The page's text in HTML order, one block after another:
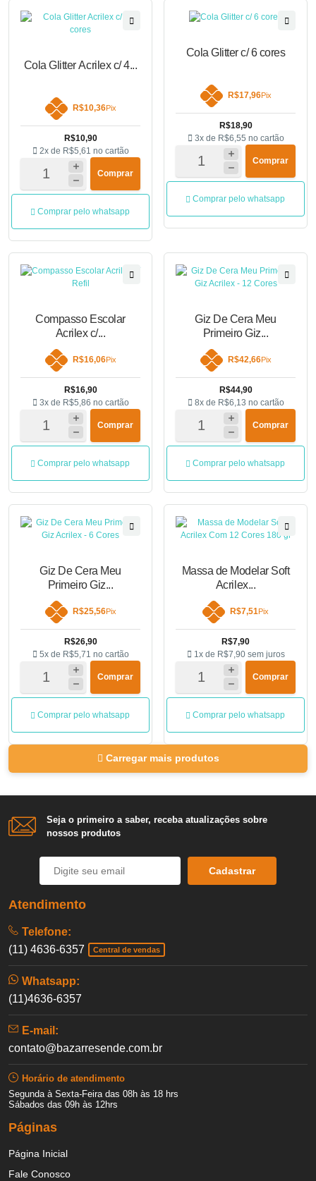
Cola Glitter Acrilex c/ 4...
R$10,36Pix
R$10,90
2x de R$5,61 no cartão
Comprar
Comprar pelo whatsapp
Cola Glitter c/ 6 cores
R$17,96Pix
R$18,90
3x de R$6,55 no cartão
Comprar
Comprar pelo whatsapp
Compasso Escolar
Acrilex c/...
R$16,06Pix
R$16,90
3x de R$5,86 no cartão
Comprar
Comprar pelo whatsapp
Giz De Cera Meu
Primeiro Giz...
R$42,66Pix
R$44,90
8x de R$6,13 no cartão
Comprar
Comprar pelo whatsapp
Giz De Cera Meu
Primeiro Giz...
R$25,56Pix
R$26,90
5x de R$5,71 no cartão
Comprar
Comprar pelo whatsapp
Massa de Modelar Soft
Acrilex...
R$7,51Pix
R$7,90
1x de R$7,90 sem juros
Comprar
Comprar pelo whatsapp
Carregar mais produtos
Seja o primeiro a saber, receba atualizações sobre
nossos produtos
Cadastrar
Atendimento
Telefone:
(11) 4636-6357
Central de vendas
Whatsapp:
(11)4636-6357
E-mail:
contato@bazarresende.com.br
Horário de atendimento
Segunda à Sexta-Feira das 08h às 18 hrs
Sábados das 09h às 12hrs
Páginas
Página Inicial
Fale Conosco